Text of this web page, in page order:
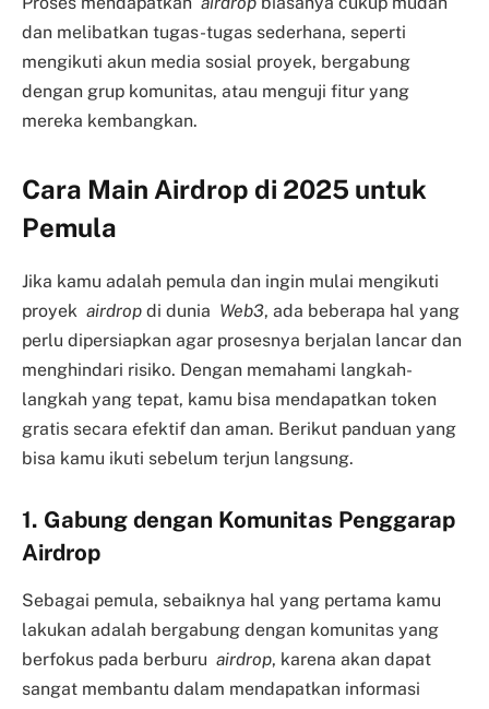
dan melibatkan tugas-tugas sederhana, seperti
mengikuti akun media sosial proyek, bergabung
dengan grup komunitas, atau menguji fitur yang
mereka kembangkan.
Cara Main Airdrop di 2025 untuk
Pemula
Jika kamu adalah pemula dan ingin mulai mengikuti
proyek airdrop di dunia Web3, ada beberapa hal yang
perlu dipersiapkan agar prosesnya berjalan lancar dan
menghindari risiko. Dengan memahami langkah-
langkah yang tepat, kamu bisa mendapatkan token
gratis secara efektif dan aman. Berikut panduan yang
bisa kamu ikuti sebelum terjun langsung.
1. Gabung dengan Komunitas Penggarap
Airdrop
Sebagai pemula, sebaiknya hal yang pertama kamu
lakukan adalah bergabung dengan komunitas yang
berfokus pada berburu airdrop, karena akan dapat
sangat membantu dalam mendapatkan informasi